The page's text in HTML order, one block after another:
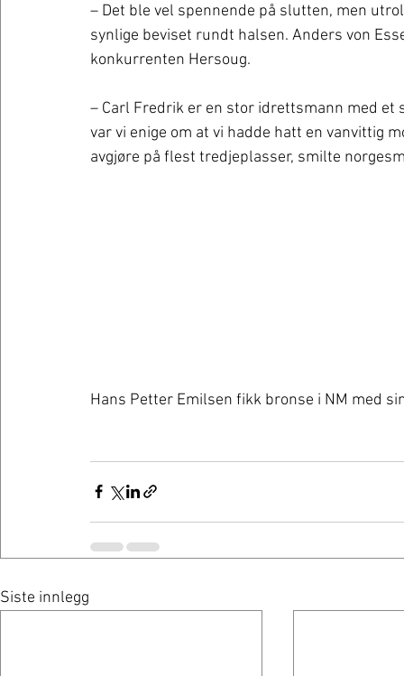
– Det ble vel spennende på slutten, men
synlige beviset rundt halsen. Anders von
konkurrenten Hersoug.
– Carl Fredrik er en stor idrettsmann med
var vi enige om at vi hadde hatt en vanvittig
avgjøre på flest tredjeplasser, smilte
Hans Petter Emilsen fikk bronse i NM med
Siste innlegg